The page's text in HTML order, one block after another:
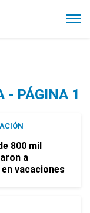
- PÁGINA 1
800 mil
a
vacaciones